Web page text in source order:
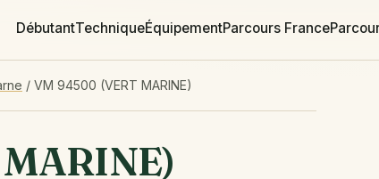
DébutantTechniqueÉquipementParcours France
/ VM 94500 (VERT MARINE)